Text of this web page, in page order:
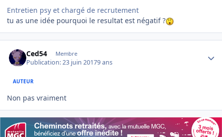
Entretien psy et chargé de recrutement
tu as une idée pourquoi le resultat est négatif ?
Ced54 Membre
Publication:23 juin 20179 ans
AUTEUR
Non pas vraiment